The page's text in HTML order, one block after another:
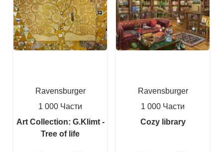
Ravensburger
1 000 Части
Art Collection: G.Klimt -
Tree of life
Ravensburger
1 000 Части
Cozy library